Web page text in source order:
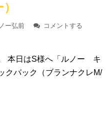
ー弘前
コメントする
本日はS様へ「ルノー キ
パック（ブランナクレM/